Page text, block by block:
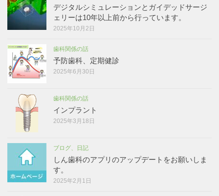
デジタルシミュレーションとガイデッドサージ
ェリーは10年以上前から行っています。
2025年10月2日
歯科関係の話
予防歯科、定期健診
2025年6月30日
歯科関係の話
インプラント
2025年3月18日
ブログ、日記
しん歯科のアプリのアップデートをお願いしま
す。
2025年2月1日